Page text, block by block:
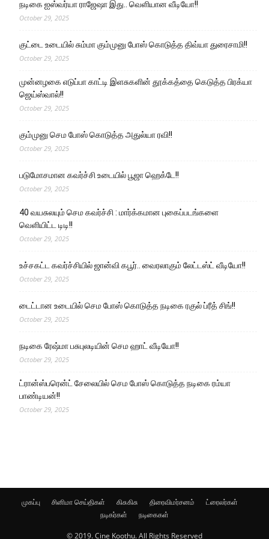
நடிகை ஐஸ்வர்யா ராஜேஷா இது.. வெளியான வீடியோ!!
October 29, 2025
குட்டை உடையில் சும்மா கும்முனு போஸ் கொடுத்த திவ்யா துரைசாமி!!
October 29, 2025
முன்னழகை எடுப்பா காட்டி இளசுகளின் தூக்கத்தை கெடுத்த பிரக்யா
ஜெய்ஸ்வால்!!
October 29, 2025
கும்முனு செம போஸ் கொடுத்த அதுல்யா ரவி!!
October 29, 2025
படுமோசமான கவர்ச்சி உடையில் பூஜா ஹெக்டே!!
October 29, 2025
40 வயசுலயும் செம கவர்ச்சி : மார்க்கமான புகைப்படங்களை
வெளியிட்ட டிடி!!
October 29, 2025
உச்சகட்ட கவர்ச்சியில் ஜான்வி கபூர்.. வைரலாகும் லேட்டஸ்ட் வீடியோ!!
October 29, 2025
டைட்டான உடையில் செம போஸ் கொடுத்த நடிகை ரகுல் ப்ரீத் சிங்!!
October 29, 2025
நடிகை ரேஷ்மா பசுபுலடியின் செம ஹாட் வீடியோ!!
October 29, 2025
ட்ரான்ஸ்பரென்ட் சேலையில் செம போஸ் கொடுத்த நடிகை ரம்யா
பாண்டியன்!!
October 29, 2025
முகப்பு சினிமா செய்திகள் கிசுகிசு திரைவிமர்சனம்
ட்ரைலர்கள்
நடிகர்கள்
நடிகைகள்
© 2019. Cine Koothu. All Rights Reserved